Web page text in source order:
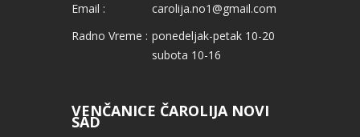
Email :
carolija.no1@gmail.com
Radno Vreme : ponedeljak-petak 10-20
subota 10-16
VENČANICE ČAROLIJA NOVI
SAD